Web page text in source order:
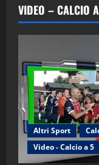
VIDEO – CALCIO
Altri Sport
Video - Calcio a 5